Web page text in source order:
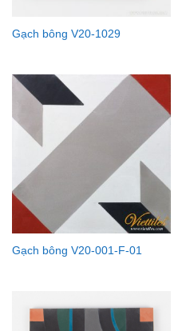
Gạch bông V20-1029
Gạch bông V20-001-F-01